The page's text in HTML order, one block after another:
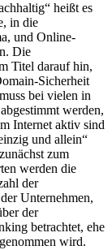
heißt es
in die
und Online-
Die
Titel darauf hin,
Sicherheit
bei vielen in
werden,
Internet aktiv sind
und allein“
zum
werden die
der
Unternehmen,
der
betrachtet, ehe
wird.